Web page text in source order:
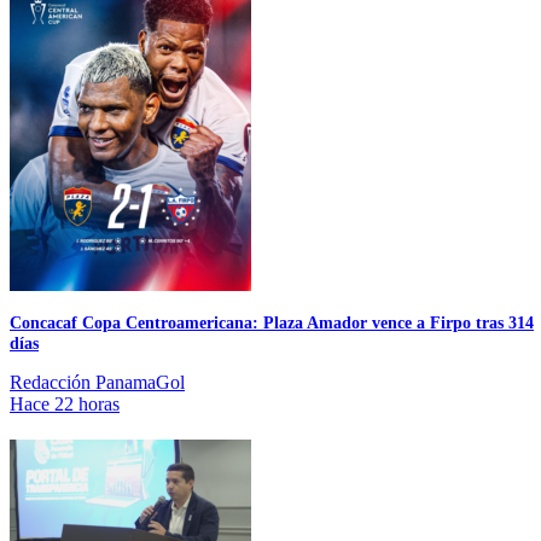
Concacaf Copa Centroamericana: Plaza Amador vence a Firpo tras 314
días
Redacción PanamaGol
Hace 22 horas